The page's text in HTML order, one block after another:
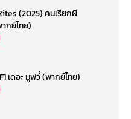
(2025) คนเรียกผี
กย์ไทย)
เดอะ มูฟวี่ (พากย์ไทย)